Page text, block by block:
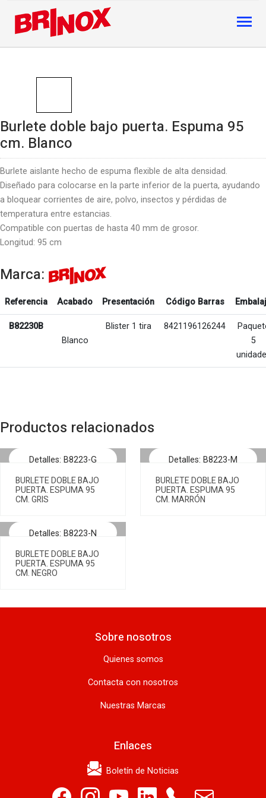
Burlete doble bajo puerta. Espuma 95
cm. Blanco
Burlete aislante hecho de espuma flexible de alta densidad.
Diseñado para colocarse en la parte inferior de la puerta, ayudando
a bloquear corrientes de aire, polvo, insectos y pérdidas de
temperatura entre estancias.
Compatible con puertas de hasta 40 mm de grosor.
Longitud: 95 cm
Marca:
Referencia Acabado Presentación Código Barras
B82230B
Blanco
Blister 1 tira 8421196126244
5
Productos relacionados
Detalles: B8223-G
BURLETE DOBLE BAJO
PUERTA. ESPUMA 95
CM. GRIS
Detalles: B8223-M
BURLETE DOBLE BAJO
PUERTA. ESPUMA 95
CM. MARRÓN
Detalles: B8223-N
BURLETE DOBLE BAJO
PUERTA. ESPUMA 95
CM. NEGRO
Sobre nosotros
Quienes somos
Contacta con nosotros
Nuestras Marcas
Enlaces
Boletín de Noticias